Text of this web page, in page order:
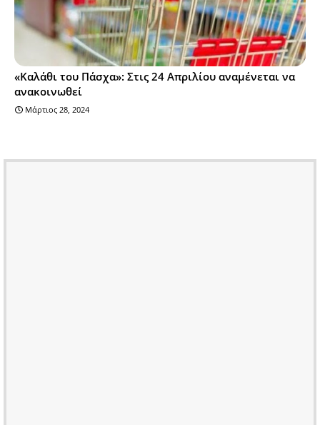
«Καλάθι του Πάσχα»: Στις 24 Απριλίου αναμένεται να
ανακοινωθεί
Μάρτιος 28, 2024